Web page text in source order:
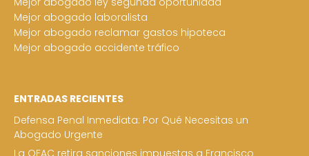
Mejor abogado laboralista
Mejor abogado reclamar gastos hipoteca
Mejor abogado accidente tráfico
ENTRADAS RECIENTES
Defensa Penal Inmediata: Por Qué Necesitas un
Abogado Urgente
La OFAC retira sanciones impuestas a Francisco